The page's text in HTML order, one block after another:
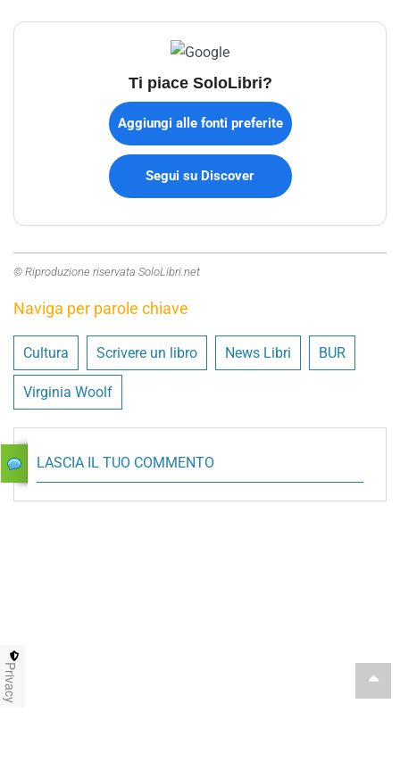
Ti piace SoloLibri?
Aggiungi alle fonti preferite
Segui su Discover
© Riproduzione riservata SoloLibri.net
Naviga per parole chiave
Cultura Scrivere un libro News Libri BUR
Virginia Woolf
LASCIA IL TUO COMMENTO
Privacy